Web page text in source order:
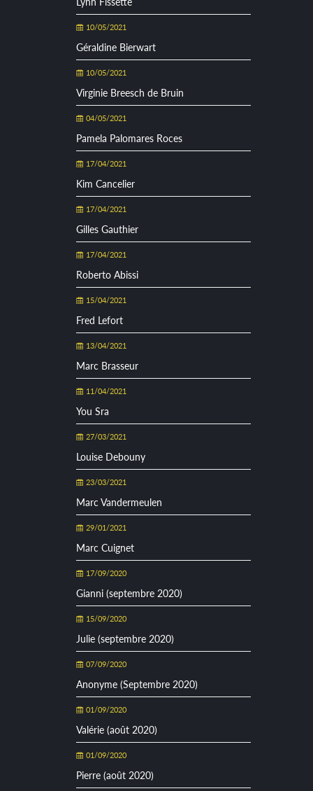
10/05/2021
Géraldine Bierwart
10/05/2021
Virginie Breesch de Bruin
04/05/2021
Pamela Palomares Roces
17/04/2021
Kim Cancelier
17/04/2021
Gilles Gauthier
17/04/2021
Roberto Abissi
15/04/2021
Fred Lefort
13/04/2021
Marc Brasseur
11/04/2021
You Sra
27/03/2021
Louise Debouny
23/03/2021
Marc Vandermeulen
29/01/2021
Marc Cuignet
17/09/2020
Gianni (septembre 2020)
15/09/2020
Julie (septembre 2020)
07/09/2020
Anonyme (Septembre 2020)
01/09/2020
Valérie (août 2020)
01/09/2020
Pierre (août 2020)